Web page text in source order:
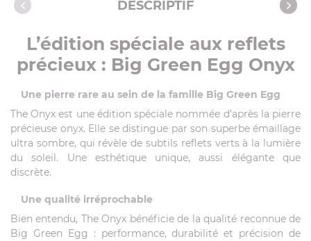
DESCRIPTIF
L’édition spéciale aux reflets
précieux : Big Green Egg Onyx
Une pierre rare au sein de la famille Big Green Egg
The Onyx est une édition spéciale nommée d’après la pierre
précieuse onyx. Elle se distingue par son superbe émaillage
ultra sombre, qui révèle de subtils reflets verts à la lumière
du soleil. Une esthétique unique, aussi élégante que
discrète.
Une qualité irréprochable
Bien entendu, The Onyx bénéficie de la qualité reconnue de
Big Green Egg : performance, durabilité et précision de